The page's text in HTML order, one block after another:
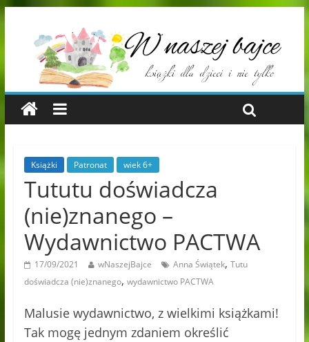
Książki Patronat wiek 6+
Tututu doświadcza
(nie)znanego –
Wydawnictwo PACTWA
17/09/2021 wNaszejBajce Anna Świątek, Tutu
doświadcza (nie)znanego, wydawnictwo PACTWA
Malusie wydawnictwo, z wielkimi książkami!
Tak mogę jednym zdaniem określić